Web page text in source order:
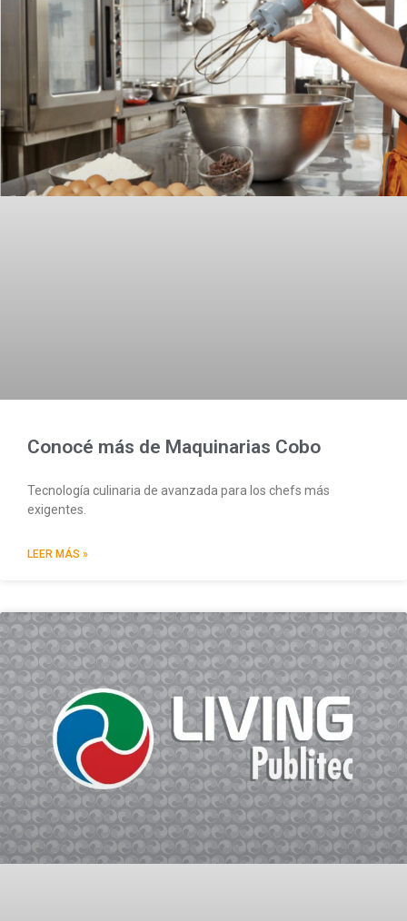
Conocé más de Maquinarias Cobo
Tecnología culinaria de avanzada para los chefs más
exigentes.
LEER MÁS »